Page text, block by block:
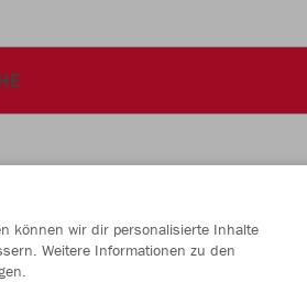
JAKO
können wir dir personalisierte Inhalte
Weitere Informationen zu den